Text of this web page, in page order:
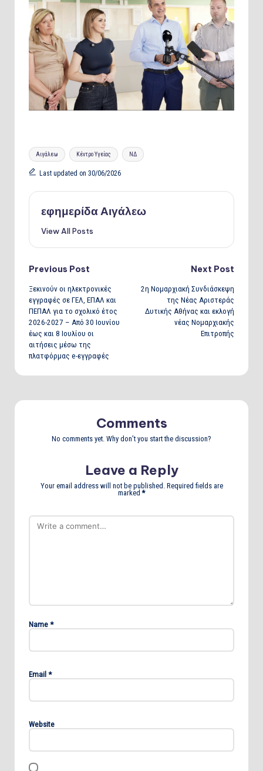
Tags:
Αιγάλεω Κέντρο Υγείας ΝΔ
Last updated on 30/06/2026
εφημερίδα Αιγάλεω
View All Posts
Post
navigation
Previous Post
Ξεκινούν οι ηλεκτρονικές
εγγραφές σε ΓΕΛ, ΕΠΑΛ και
ΠΕΠΑΛ για το σχολικό έτος
2026-2027 – Από 30 Ιουνίου
έως και 8 Ιουλίου οι
αιτήσεις μέσω της
πλατφόρμας e-εγγραφές
Next Post
2η Νομαρχιακή Συνδιάσκεψη
της Νέας Αριστεράς
Δυτικής Αθήνας και εκλογή
νέας Νομαρχιακής
Επιτροπής
Comments
No comments yet. Why don’t you start the discussion?
Leave a Reply
Your email address will not be published. Required fields are
marked*
Name *
Email *
Website